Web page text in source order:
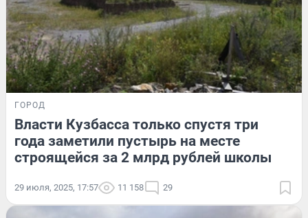
ГОРОД
Власти Кузбасса только спустя три
года заметили пустырь на месте
строящейся за 2 млрд рублей школы
29 июля, 2025, 17:57 11 158 29